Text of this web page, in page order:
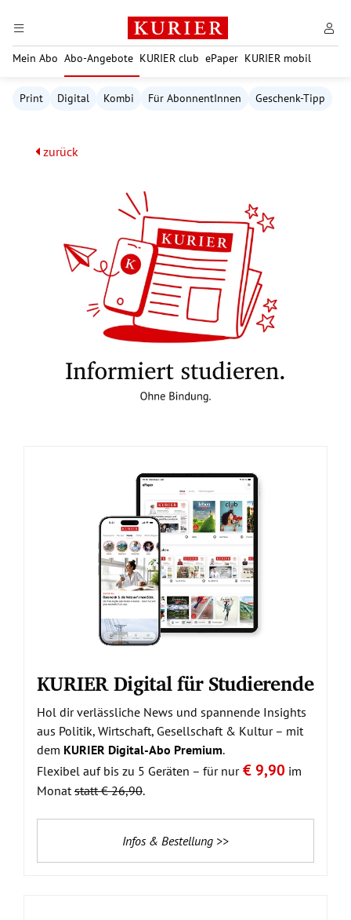
Mein Abo Abo-Angebote KURIER club ePaper KURIER mobil
Print Digital Kombi Für AbonnentInnen Geschenk-Tipp
zurück
KURIER Digital für Studierende
Hol dir verlässliche News und spannende Insights
aus Politik, Wirtschaft, Gesellschaft & Kultur – mit
dem KURIER Digital-Abo Premium.
Flexibel auf bis zu 5 Geräten – für nur € 9,90 im
Monatstatt € 26,90.
Infos & Bestellung >>